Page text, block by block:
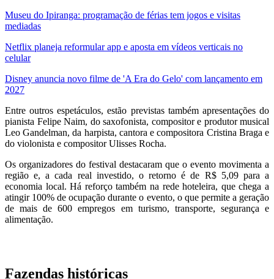
Museu do Ipiranga: programação de férias tem jogos e visitas
mediadas
Netflix planeja reformular app e aposta em vídeos verticais no
celular
Disney anuncia novo filme de 'A Era do Gelo' com lançamento em
2027
Entre outros espetáculos, estão previstas também apresentações do
pianista Felipe Naim, do saxofonista, compositor e produtor musical
Leo Gandelman, da harpista, cantora e compositora Cristina Braga e
do violonista e compositor Ulisses Rocha.
Os organizadores do festival destacaram que o evento movimenta a
região e, a cada real investido, o retorno é de R$ 5,09 para a
economia local. Há reforço também na rede hoteleira, que chega a
atingir 100% de ocupação durante o evento, o que permite a geração
de mais de 600 empregos em turismo, transporte, segurança e
alimentação.
Fazendas históricas